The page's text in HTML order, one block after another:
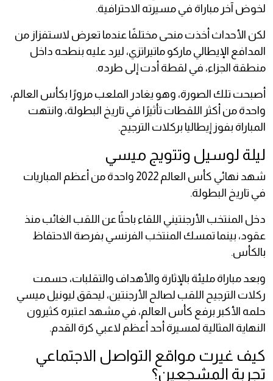
لخوض آخر مباراة في مسيرته الاحترافية.
لكن الأحداث أخذت منحى مختلفًا عندما تعرض لاستفزاز من
المدافع الإيطالي ماركو ماتيراتزي، ليرد عليه بنطحه داخل
منطقة الجزاء، في لقطة أدت إلى طرده.
أصبحت تلك الصورة، وهو يغادر الملعب مرورًا بكأس العالم،
واحدة من أكثر اللقطات تأثيرًا في تاريخ البطولة، وانتهت
المباراة بفوز إيطاليا بركلات الترجيح.
ليلة لوسيل وتتويج ميسي
شهد نهائي كأس العالم 2022 واحدة من أعظم المباريات
في تاريخ البطولة.
دخل المنتخب الأرجنتيني اللقاء باحثًا عن اللقب الغائب منذ
عقود، بينما تمسك المنتخب الفرنسي بفرصة الاحتفاظ
بالكأس.
وبعد مباراة مليئة بالإثارة والأهداف والتقلبات، حسمت
ركلات الترجيح اللقب لصالح الأرجنتين، ليحقق ليونيل ميسي
حلمه الأكبر برفع كأس العالم، في مشهد اعتبره كثيرون
النهاية المثالية لمسيرة أحد أعظم لاعبي كرة القدم.
كيف غيرت مواقع التواصل الاجتماعي
تجربة المشجعين؟